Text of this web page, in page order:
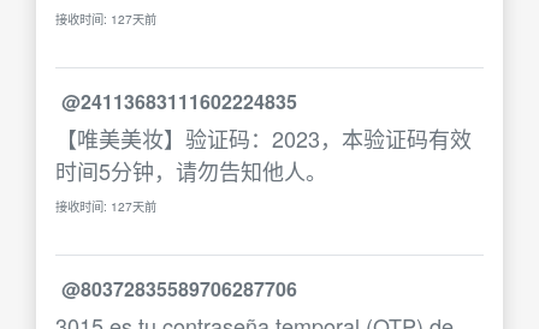
接收时间: 127天前
@24113683111602224835
【唯美美妆】验证码：2023，本验证码有效
时间5分钟，请勿告知他人。
接收时间: 127天前
@80372835589706287706